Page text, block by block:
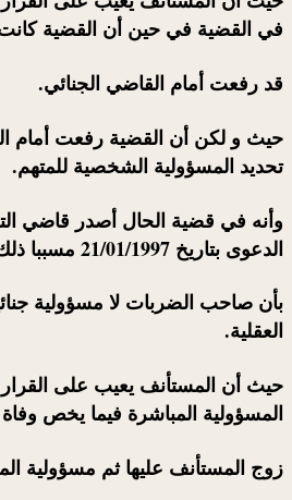
في القضية في حين أن القضية
قد رفعت أمام القاضي الجنائي.
حيث و لكن أن القضية رفعت أمام
تحديد المسؤولية الشخصية للمتهم.
وأنه في قضية الحال أصدر قاضي
الدعوى بتاريخ 21/01/1997 مسببا ذلك
بأن صاحب الضربات لا مسؤولية
العقلية.
حيث أن المستأنف يعيب على القرار
المسؤولية المباشرة فيما يخص وفاة
زوج المستأنف عليها ثم مسؤولية